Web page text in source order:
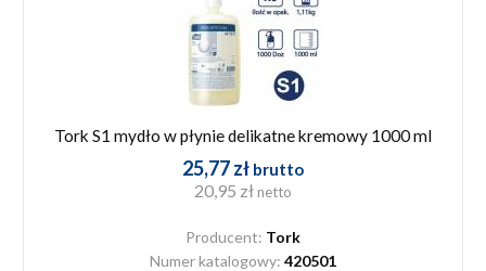
Tork S1 mydło w płynie delikatne kremowy 1000 ml
25,77 zł brutto
20,95 zł netto
Producent: Tork
Numer katalogowy: 420501